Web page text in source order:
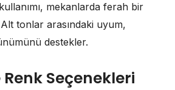
mekanlarda ferah bir
Alt tonlar arasındaki uyum,
destekler.
Seçenekleri